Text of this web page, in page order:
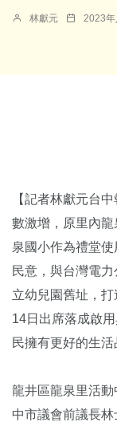
林獻元 2023年
【記者林獻元台
數激增，原里內
泉國小作為禮堂
民意，與台灣電
立幼兒園舊址，
14日出席落成啟
民擁有更好的生活
龍井區龍泉里活
中市議會前議長